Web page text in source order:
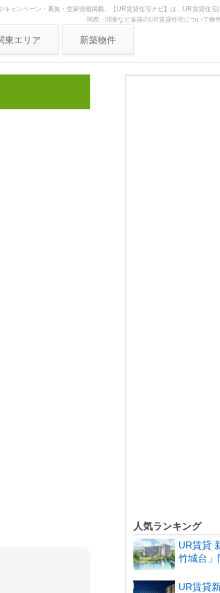
ャンペーン・募集・空家情報掲載。【UR賃貸住宅ナビ】は、UR賃貸住宅(
関西・関東など全国のUR賃貸住宅について物
東エリア 新築物件
人気ランキング
UR賃貸
竹城台」
UR賃貸